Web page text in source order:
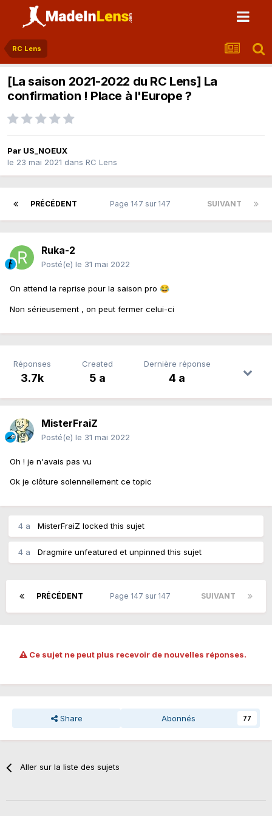
RC Lens
[La saison 2021-2022 du RC Lens] La
confirmation ! Place à l'Europe ?
Par US_NOEUX
le 23 mai 2021 dans RC Lens
PRÉCÉDENT SUIVANT
Page 147 sur 147
Ruka-2
Posté(e) le 31 mai 2022
On attend la reprise pour la saison pro 😂
Non sérieusement , on peut fermer celui-ci
Réponses
3.7k
Created
5 a
Dernière réponse
4 a
MisterFraiZ
Posté(e) le 31 mai 2022
Oh ! je n'avais pas vu
Ok je clôture solennellement ce topic
4 a MisterFraiZ locked this sujet
4 a Dragmire unfeatured et unpinned this sujet
PRÉCÉDENT SUIVANT
Page 147 sur 147
Ce sujet ne peut plus recevoir de nouvelles réponses.
Share Abonnés 77
Aller sur la liste des sujets